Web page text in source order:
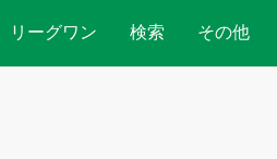
リーグワン 検索 その他